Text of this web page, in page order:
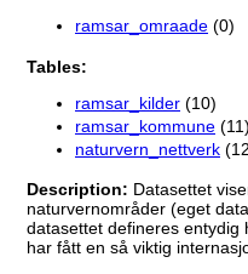
ramsar_omraade (0)
Tables:
ramsar_kilder (10)
ramsar_kommune (11)
naturvern_nettverk
Description: Datasettet
naturvernområder (eget
datasettet defineres entydig
har fått en så viktig